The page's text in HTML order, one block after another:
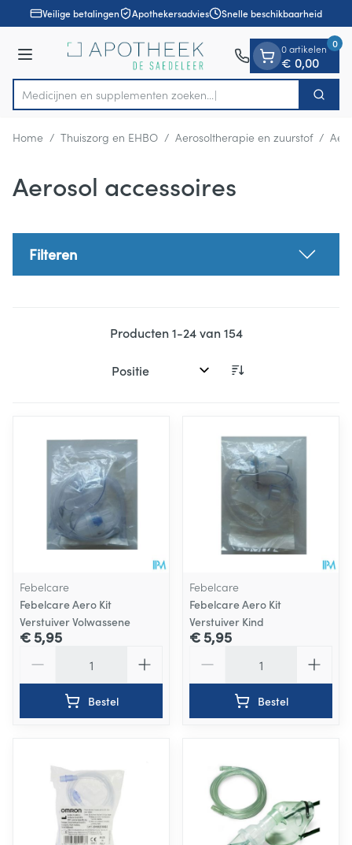
Ga naar de inhoud
1 van 1Veilige betalingen Apothekersadvies Snelle beschikbaarheid
Menu
Product, merk, categorie...
Medicijnen en supplementen zo Zoek
0 artikelen
€ 0,00
0
Home / Thuiszorg en EHBO / Aerosoltherapie en zuurstof /
Aerosol accessoires
Filteren
Producten1-24van154
Sorteer op:
Febelcare
Febelcare Aero Kit
Verstuiver Volwassene
€ 5,95
Bestel
Febelcare
Febelcare Aero Kit
Verstuiver Kind
€ 5,95
Bestel